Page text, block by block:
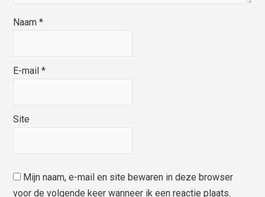
Naam*
E-mail*
Site
Mijn naam, e-mail en site bewaren in deze browser
voor de volgende keer wanneer ik een reactie plaats.